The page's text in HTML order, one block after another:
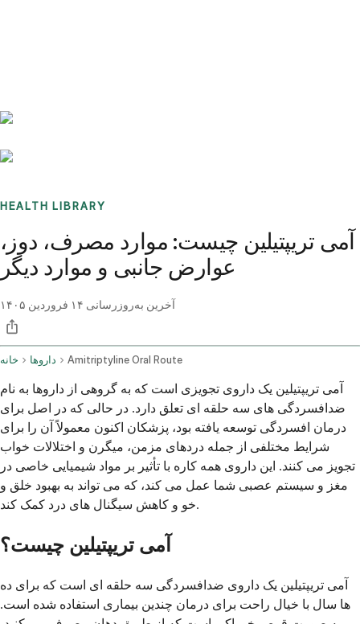
HEALTH LIBRARY
آمی تریپتیلین چیست: موارد مصرف، دوز،
عوارض جانبی و موارد دیگر
آخرین به‌روزرسانی ۱۴ فروردین ۱۴۰۵
خانه داروها Amitriptyline Oral Route
آمی تریپتیلین یک داروی تجویزی است که به گروهی از داروها به نام
ضدافسردگی های سه حلقه ای تعلق دارد. در حالی که در اصل برای
درمان افسردگی توسعه یافته بود، پزشکان اکنون معمولاً آن را برای
شرایط مختلفی از جمله دردهای مزمن، میگرن و اختلالات خواب
تجویز می کنند. این داروی همه کاره با تأثیر بر مواد شیمیایی خاصی در
مغز و سیستم عصبی شما عمل می کند، که می تواند به بهبود خلق و
خو و کاهش سیگنال های درد کمک کند.
آمی تریپتیلین چیست؟
آمی تریپتیلین یک داروی ضدافسردگی سه حلقه ای است که برای ده
ها سال با خیال راحت برای درمان چندین بیماری استفاده شده است.